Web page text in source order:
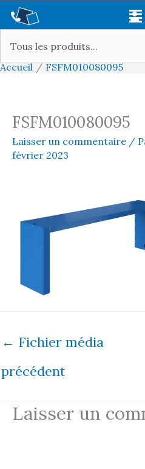
Aller
contenu
Accueil
FSFM010080095
FSFM010080095
Laisser un commentaire /
février 2023
← Fichier média
précédent
Laisser un